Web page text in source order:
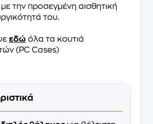
με την προσεγμένη αισθητική
του.
εδώ όλα τα κουτιά
(PC Cases)